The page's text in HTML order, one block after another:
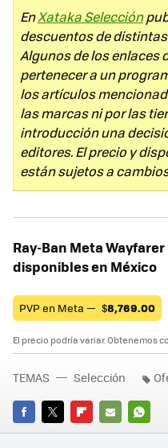
EnXataka Selección
descuentos de
Algunos de los enlaces
pertenecer a un
los artículos
las marcas ni por las
introducción una
editores. El precio y
están sujetos a
Ray-Ban Meta Wayfarer
disponibles en México
PVP en Meta — $8,769.00
El precio podría variar. Obtenemos
FACEBOOK
TWITTERFLIPBOARD
E-
TEMAS Selección